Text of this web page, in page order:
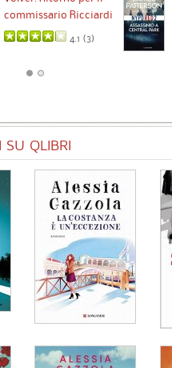
commissario Ricciardi
4.1 (3)
SU QLIBRI